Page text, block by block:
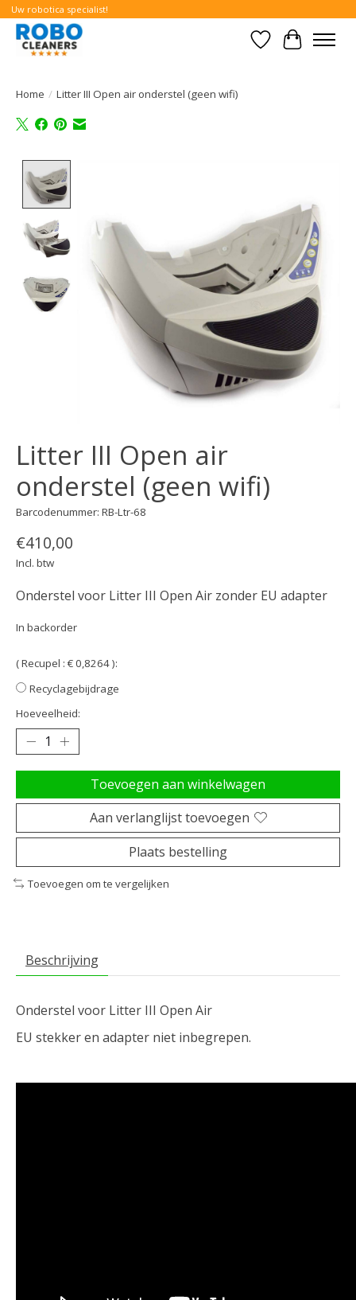
Uw robotica specialist!
Verlanglijst
Home / Litter III Open air onderstel (geen wifi)
Litter III Open air
onderstel (geen wifi)
Barcodenummer: RB-Ltr-68
€410,00
Incl. btw
Onderstel voor Litter III Open Air zonder EU adapter
In backorder
( Recupel : € 0,8264 ):
Recyclagebijdrage
Hoeveelheid:
Toevoegen aan winkelwagen
Aan verlanglijst toevoegen
Plaats bestelling
Toevoegen om te vergelijken
Beschrijving
Onderstel voor Litter III Open Air
EU stekker en adapter niet inbegrepen.